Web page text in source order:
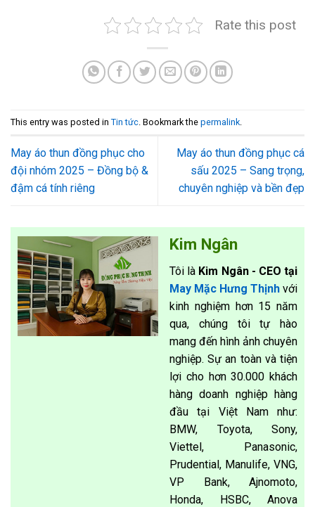
Rate this post
This entry was posted in Tin tức . Bookmark the permalink
May áo thun đồng phục cho
đội nhóm 2025 – Đồng bộ &
đậm cá tính riêng
May áo thun đồng phục cá
sấu 2025 – Sang trọng,
chuyên nghiệp và bền đẹp
Kim Ngân
Tôi là Kim Ngân - CEO tại
May Mặc Hưng Thịnh với
kinh nghiệm hơn 15 năm
qua, chúng tôi tự hào
mang đến hình ảnh chuyên
nghiệp. Sự an toàn và tiện
lợi cho hơn 30.000 khách
hàng doanh nghiệp hàng
đầu tại Việt Nam như:
BMW, Toyota, Sony,
Viettel, Panasonic,
Prudential, Manulife, VNG,
VP Bank, Ajnomoto,
Honda, HSBC, Anova